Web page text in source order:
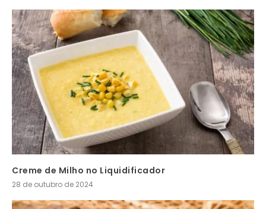
Creme de Milho no Liquidificador
28 de outubro de 2024